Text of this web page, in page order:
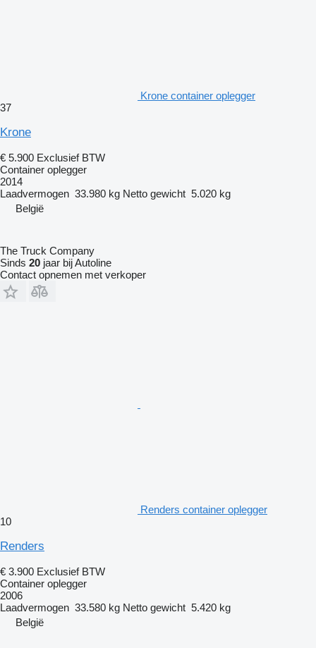
Krone container oplegger
37
Krone
€ 5.900 Exclusief BTW
Container oplegger
2014
Laadvermogen 33.980 kg Netto gewicht 5.020 kg
België
The Truck Company
Sinds 20 jaar bij Autoline
Contact opnemen met verkoper
Renders container oplegger
10
Renders
€ 3.900 Exclusief BTW
Container oplegger
2006
Laadvermogen 33.580 kg Netto gewicht 5.420 kg
België